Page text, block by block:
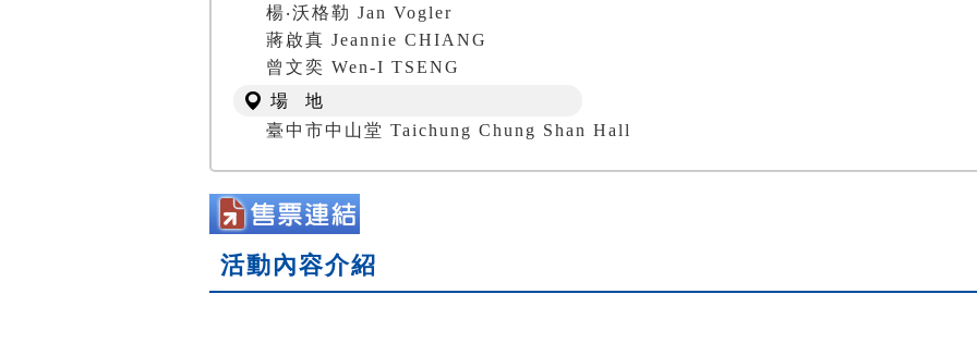
楊‧沃格勒 Jan Vogler
蔣啟真 Jeannie CHIANG
曾文奕 Wen-I TSENG
場 地
臺中市中山堂 Taichung Chung Shan Hall
活動內容介紹